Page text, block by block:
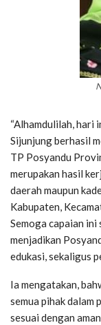
“Alhamdulilah, hari
Sijunjung berhasil
TP Posyandu
merupakan hasil
daerah maupun
Kabupaten,
Semoga capaian
menjadikan
edukasi, sekaligus
Ia mengatakan,
semua pihak dalam
sesuai dengan